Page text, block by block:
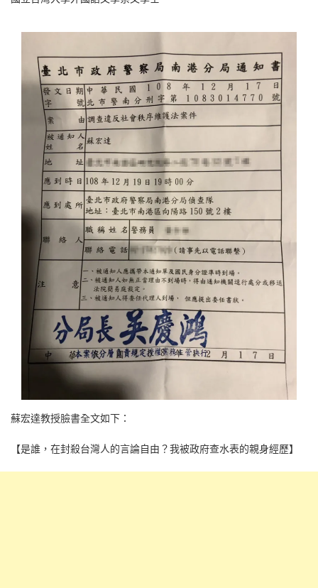
蘇宏達教授臉書全文如下：
【是誰，在封殺台灣人的言論自由？我被政府查水表的親身經歷】